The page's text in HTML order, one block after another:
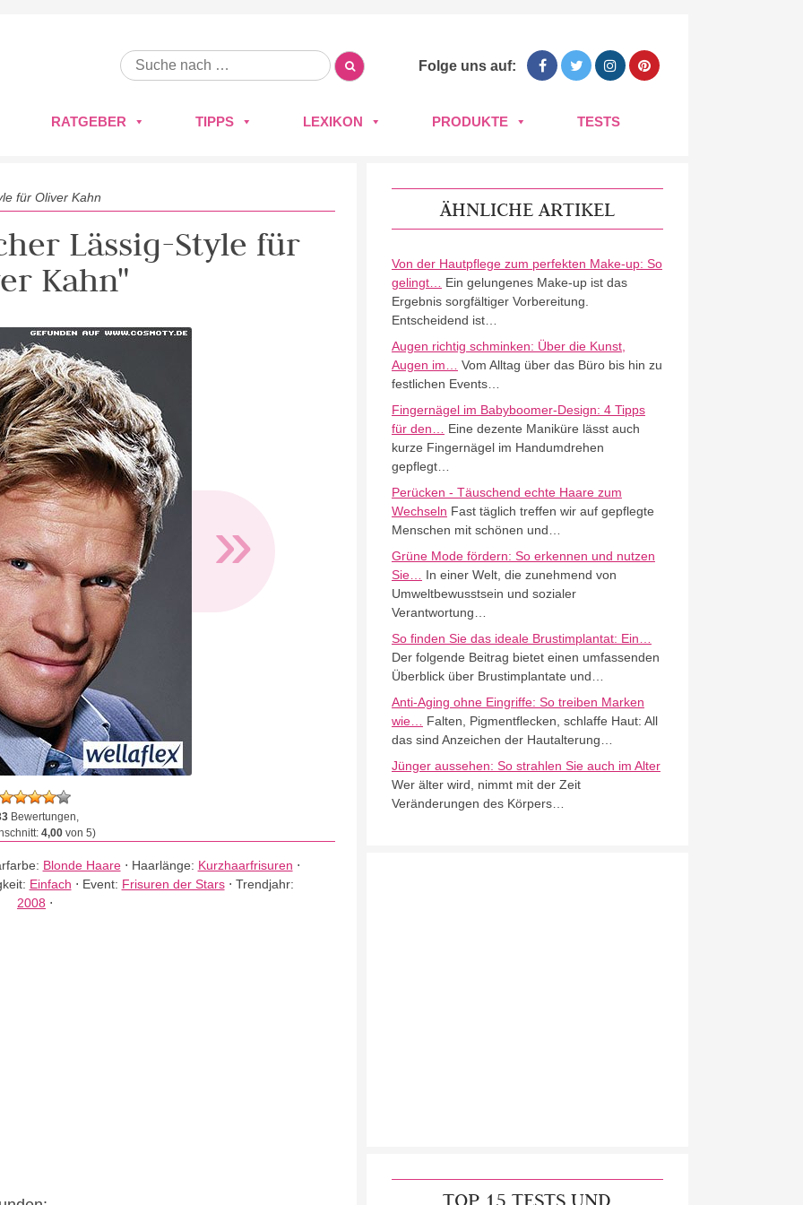
Folge uns auf:
RATGEBER TIPPS LEXIKON PRODUKTE TESTS
für Oliver Kahn
Lässig-Style für
Kahn"
»
Bewertungen,
4,00von 5)
Blonde Haare⋅ Haarlänge: Kurzhaarfrisuren ⋅
Einfach ⋅ Event: Frisuren der Stars⋅ Trendjahr:
2008 ⋅
ÄHNLICHE ARTIKEL
Von der Hautpflege zum perfekten Make-up: So
gelingt…
Ein gelungenes Make-up ist das
Ergebnis sorgfältiger Vorbereitung.
Entscheidend ist…
Augen richtig schminken: Über die Kunst,
Augen im…
Vom Alltag über das Büro bis hin zu
festlichen Events…
Fingernägel im Babyboomer-Design: 4 Tipps
für den…
Eine dezente Maniküre lässt auch
kurze Fingernägel im Handumdrehen
gepflegt…
Perücken - Täuschend echte Haare zum
Wechseln Fast täglich treffen wir auf gepflegte
Menschen mit schönen und…
Grüne Mode fördern: So erkennen und nutzen
Sie…
In einer Welt, die zunehmend von
Umweltbewusstsein und sozialer
Verantwortung…
So finden Sie das ideale Brustimplantat: Ein…
Der folgende Beitrag bietet einen umfassenden
Überblick über Brustimplantate und…
Anti-Aging ohne Eingriffe: So treiben Marken
wie…
Falten, Pigmentflecken, schlaffe Haut: All
das sind Anzeichen der Hautalterung…
Jünger aussehen: So strahlen Sie auch im Alter
Wer älter wird, nimmt mit der Zeit
Veränderungen des Körpers…
TOP 15 TESTS UND